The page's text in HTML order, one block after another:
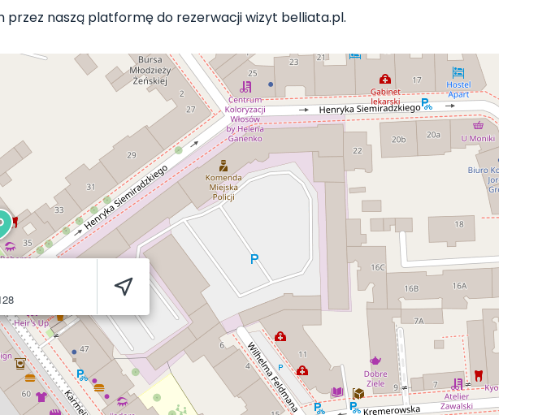
przez naszą platformę do rezerwacji wizyt belliata.pl.